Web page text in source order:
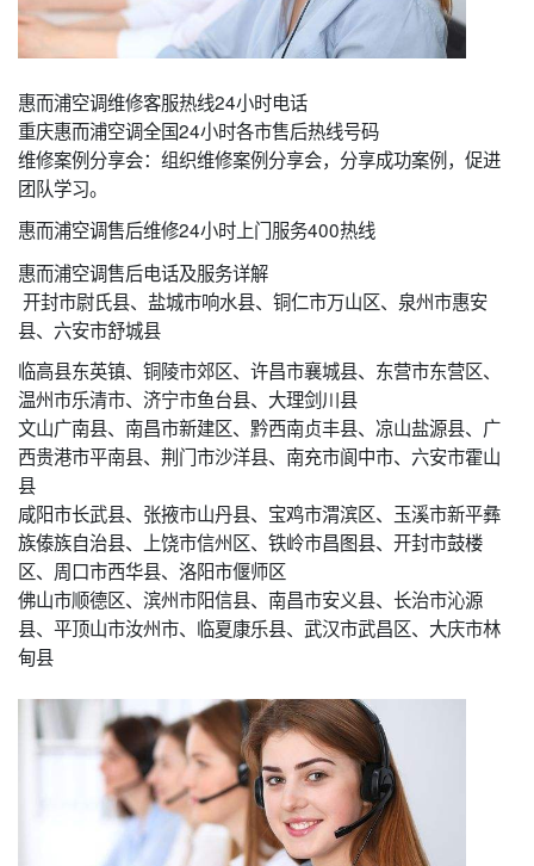
惠而浦空调维修客服热线24小时电话
重庆惠而浦空调全国24小时各市售后热线号码
维修案例分享会：组织维修案例分享会，分享成功案例，促进
团队学习。
惠而浦空调售后维修24小时上门服务400热线
惠而浦空调售后电话及服务详解
开封市尉氏县、盐城市响水县、铜仁市万山区、泉州市惠安
县、六安市舒城县
临高县东英镇、铜陵市郊区、许昌市襄城县、东营市东营区、
温州市乐清市、济宁市鱼台县、大理剑川县
文山广南县、南昌市新建区、黔西南贞丰县、凉山盐源县、广
西贵港市平南县、荆门市沙洋县、南充市阆中市、六安市霍山
县
咸阳市长武县、张掖市山丹县、宝鸡市渭滨区、玉溪市新平彝
族傣族自治县、上饶市信州区、铁岭市昌图县、开封市鼓楼
区、周口市西华县、洛阳市偃师区
佛山市顺德区、滨州市阳信县、南昌市安义县、长治市沁源
县、平顶山市汝州市、临夏康乐县、武汉市武昌区、大庆市林
甸县